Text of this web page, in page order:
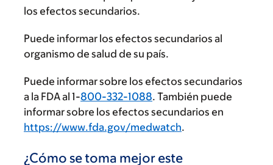
los efectos secundarios.
Puede informar los efectos secundarios al
organismo de salud de su país.
Puede informar sobre los efectos secundarios
a la FDA al 1-800-332-1088. También puede
informar sobre los efectos secundarios en
https://www.fda.gov/medwatch.
¿Cómo se toma mejor este